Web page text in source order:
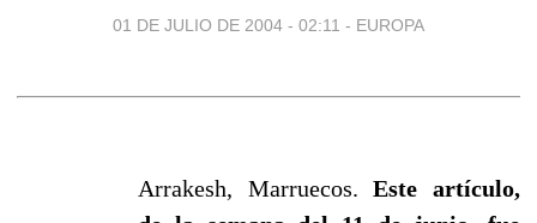
01 DE JULIO DE 2004 - 02:11 - EUROPA
Arrakesh, Marruecos.Este artículo,